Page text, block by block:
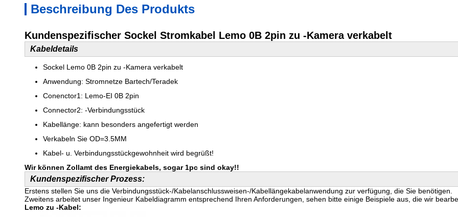
Beschreibung Des Produkts
Kundenspezifischer Sockel Stromkabel Lemo 0B 2pin zu -Kamera verkabelt
Kabeldetails
Sockel Lemo 0B 2pin zu -Kamera verkabelt
Anwendung: Stromnetze Bartech/Teradek
Conenctor1: Lemo-EI 0B 2pin
Connector2: -Verbindungsstück
Kabellänge: kann besonders angefertigt werden
Verkabeln Sie OD=3.5MM
Kabel- u. Verbindungsstückgewohnheit wird begrüßt!
Wir können Zollamt des Energiekabels, sogar 1pc sind okay!!
Kundenspezifischer Prozess:
Erstens stellen Sie uns die Verbindungsstück-/Kabelanschlussweisen-/Kabellängekabelanwendung zur verfügung, die Sie benötigen.
Zweitens arbeitet unser Ingenieur Kabeldiagramm entsprechend Ihren Anforderungen, sehen bitte einige Beispiele aus, die wir
Lemo zu -Kabel: